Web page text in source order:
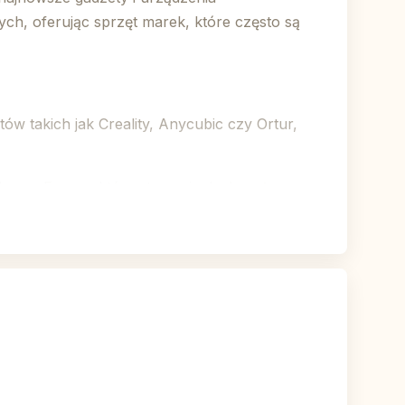
oferując sprzęt marek, które często są
takich jak Creality, Anycubic czy Ortur,
inteligentnego domu ułatwiające